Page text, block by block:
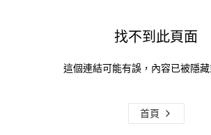
找不到此頁面
這個連結可能有誤，內容已被隱藏
首頁